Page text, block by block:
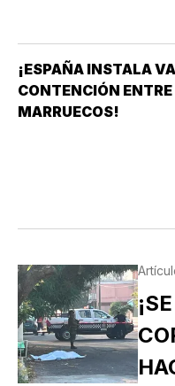
¡ESPAÑA INSTALA
CONTENCIÓN
MARRUECOS!